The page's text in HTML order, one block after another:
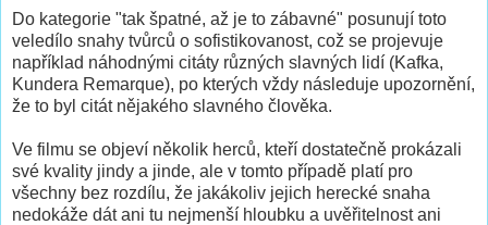
Do kategorie "tak špatné, až je to zábavné" posunují toto
veledílo snahy tvůrců o sofistikovanost, což se projevuje
například náhodnými citáty různých slavných lidí (Kafka,
Kundera Remarque), po kterých vždy následuje upozornění,
že to byl citát nějakého slavného člověka.
Ve filmu se objeví několik herců, kteří dostatečně prokázali
své kvality jindy a jinde, ale v tomto případě platí pro
všechny bez rozdílu, že jakákoliv jejich herecké snaha
nedokáže dát ani tu nejmenší hloubku a uvěřitelnost ani